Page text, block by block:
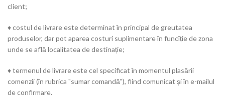
client;
♦ costul de livrare este determinat în principal de greutatea
produselor, dar pot aparea costuri suplimentare în funcîție de zona
unde se află localitatea de destinație;
♦ termenul de livrare este cel specificat în momentul plasării
comenzii (în rubrica "sumar comandă"), fiind comunicat și în e-mailul
de confirmare.